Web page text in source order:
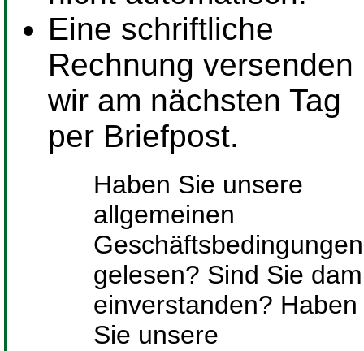
Eine schriftliche
Rechnung versenden
wir am nächsten Tag
per Briefpost.
Haben Sie unsere
allgemeinen
Geschäftsbedingungen
gelesen? Sind Sie
einverstanden? Haben
Sie unsere